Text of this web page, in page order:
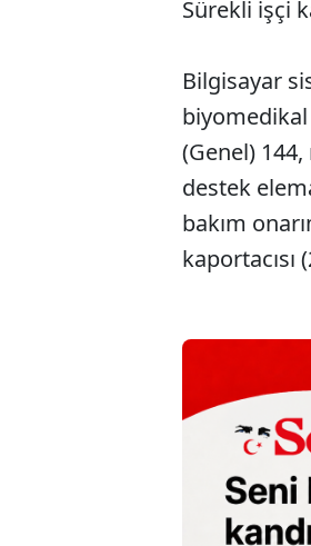
Sürekli işçi
Bilgisayar
(Genel) 144,
destek
bakım
kaportacısı